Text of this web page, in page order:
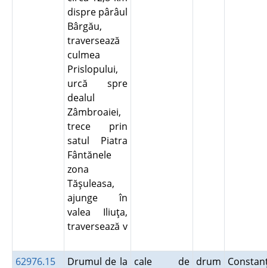
dispre pârâul
Bârgău,
traversează
culmea
Prislopului,
urcă spre
dealul
Zâmbroaiei,
trece prin
satul Piatra
Fântănele
zona
Tăşuleasa,
ajunge în
valea Iliuţa,
traversează v
62976.15
Drumul de la cale de drum